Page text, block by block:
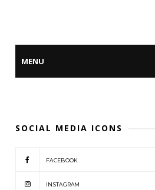
SOCIAL MEDIA ICONS
FACEBOOK
INSTAGRAM